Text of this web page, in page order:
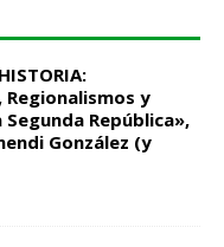
Regionalismos y
República»,
González (y